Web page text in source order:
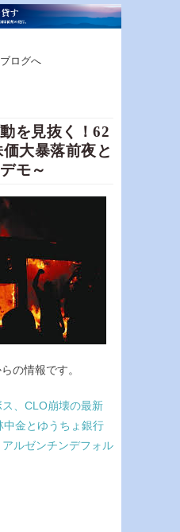
を見抜く！62
大暴落前夜と
モ～
の情報です。
ス、CLO崩壊の最新
金とゆうちょ銀行
ルゼンチンデフォル